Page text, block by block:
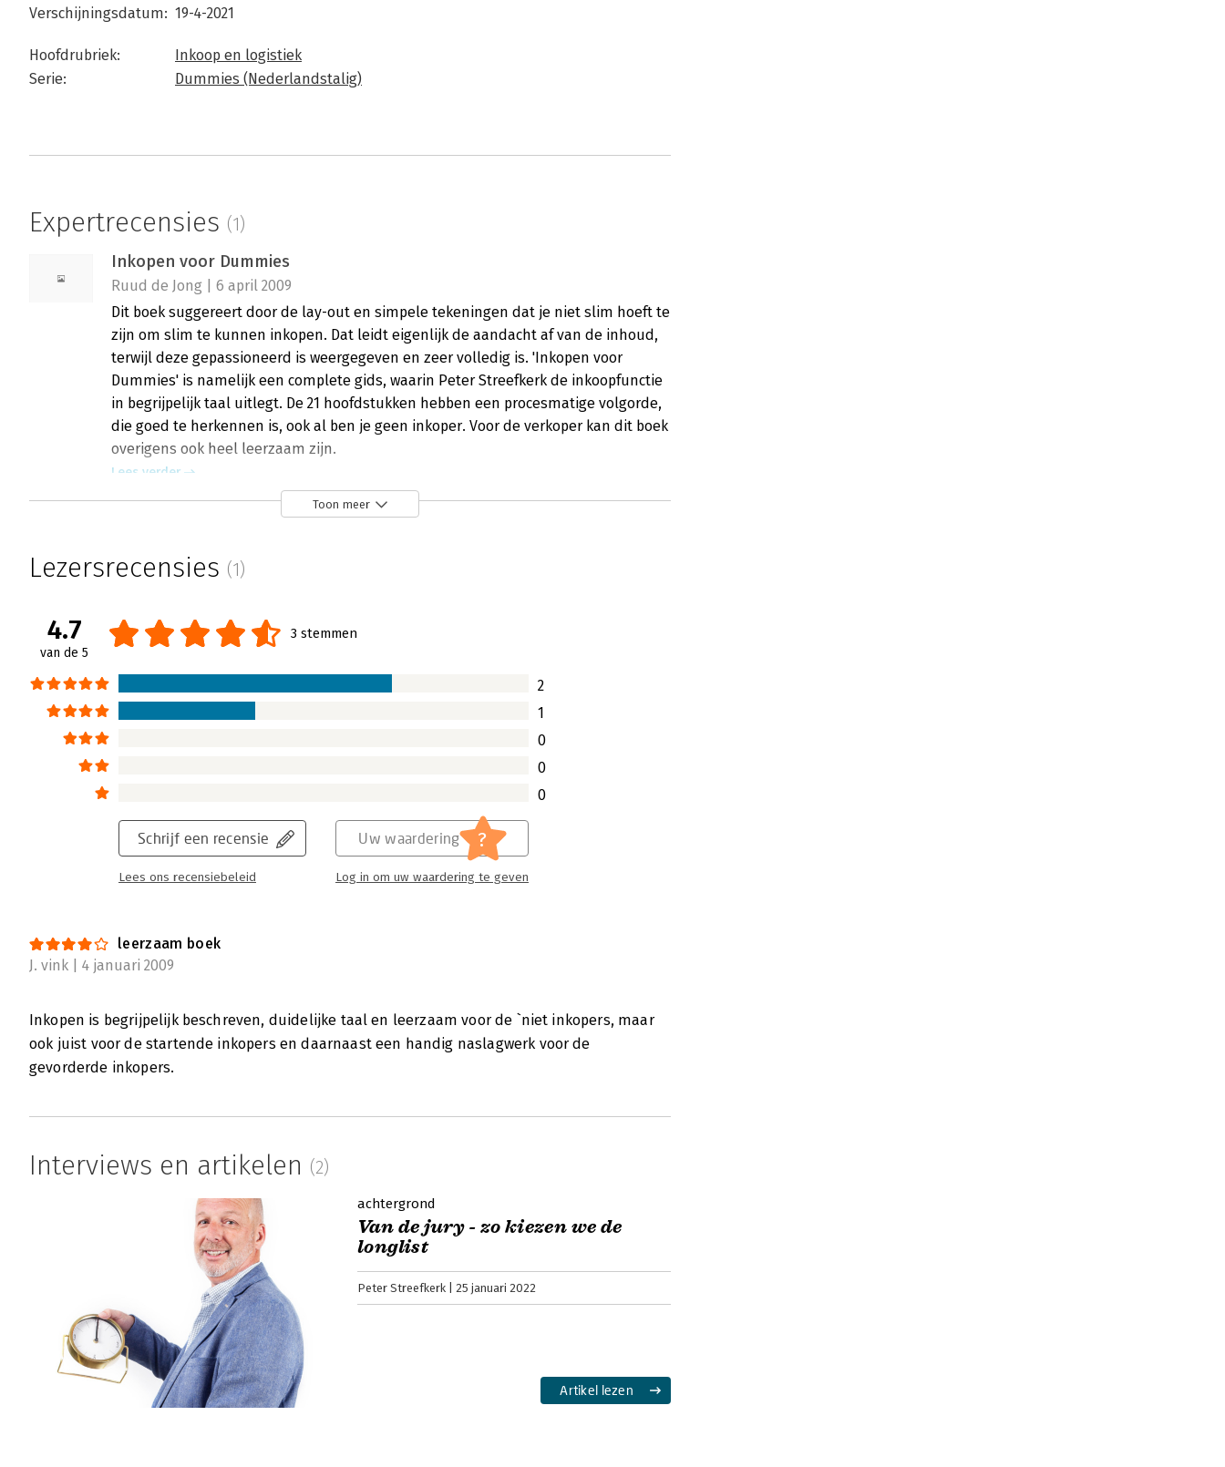
Verschijningsdatum: 19-4-2021
Hoofdrubriek:
Inkoop en logistiek
Serie:
Dummies (Nederlandstalig)
Expertrecensies (1)
Inkopen voor Dummies
Ruud de Jong | 6 april 2009
Dit boek suggereert door de lay-out en simpele tekeningen dat je niet slim hoeft te
zijn om slim te kunnen inkopen. Dat leidt eigenlijk de aandacht af van de inhoud,
terwijl deze gepassioneerd is weergegeven en zeer volledig is. 'Inkopen voor
Dummies' is namelijk een complete gids, waarin Peter Streefkerk de inkoopfunctie
in begrijpelijk taal uitlegt. De 21 hoofdstukken hebben een procesmatige volgorde,
die goed te herkennen is, ook al ben je geen inkoper. Voor de verkoper kan dit boek
overigens ook heel leerzaam zijn.
Lees verder
Toon meer
Lezersrecensies (1)
4.7
van de 5
3 stemmen
2
1
0
0
0
Schrijf een recensie
Lees ons recensiebeleid
Uw waardering ?
Log in om uw waardering te geven
leerzaam boek
J. vink | 4 januari 2009
Inkopen is begrijpelijk beschreven, duidelijke taal en leerzaam voor de `niet inkopers, maar
ook juist voor de startende inkopers en daarnaast een handig naslagwerk voor de
gevorderde inkopers.
Interviews en artikelen (2)
achtergrond
Van de jury - zo kiezen we de
longlist
Peter Streefkerk 25 januari 2022
Artikel lezen